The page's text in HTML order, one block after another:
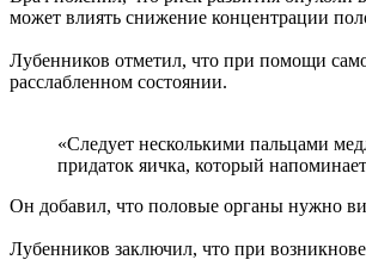
может влиять снижение концентрации
Лубенников отметил, что при помощи
расслабленном состоянии.
«Следует несколькими пальцами
придаток яичка, который
Он добавил, что половые органы нужно
Лубенников заключил, что при